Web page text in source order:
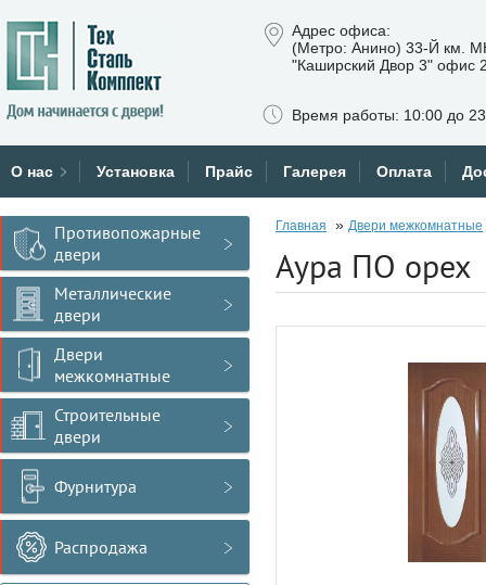
Адрес офиса:
(Метро: Анино) 33-Й км.
"Каширский Двор 3" офис
Время работы: 10:00 до
О нас Установка Прайс Галерея Оплата
Противопожарные
двери
Металлические
двери
Двери
межкомнатные
Строительные
двери
Фурнитура
Распродажа
Главная » Двери межкомнатные
Аура ПО орех